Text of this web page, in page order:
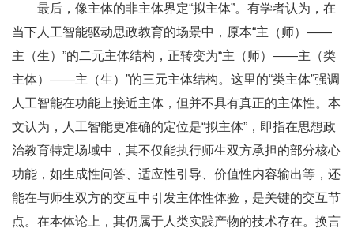
最后，像主体的非主体界定“拟主体”。有学者认为，在
当下人工智能驱动思政教育的场景中，原本“主（师）——
主（生）”的二元主体结构，正转变为“主（师）——主（类
主体）——主（生）”的三元主体结构。这里的“类主体”强调
人工智能在功能上接近主体，但并不具有真正的主体性。本
文认为，人工智能更准确的定位是“拟主体”，即指在思想政
治教育特定场域中，其不仅能执行师生双方承担的部分核心
功能，如生成性问答、适应性引导、价值性内容输出等，还
能在与师生双方的交互中引发主体性体验，是关键的交互节
点。在本体论上，其仍属于人类实践产物的技术存在。换言